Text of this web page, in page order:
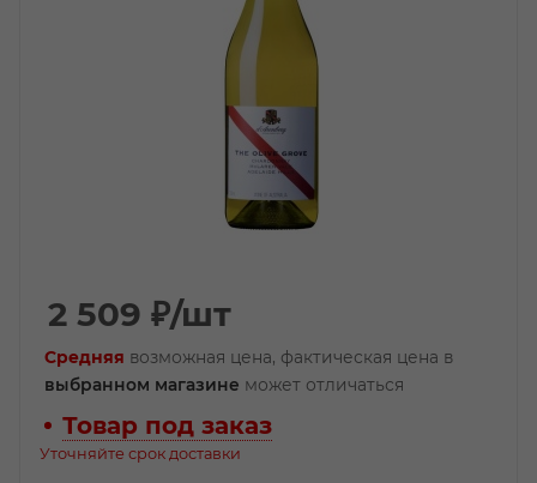
2 509 ₽/шт
Средняя возможная цена, фактическая цена в
выбранном магазине может отличаться
Товар под заказ
Уточняйте срок доставки